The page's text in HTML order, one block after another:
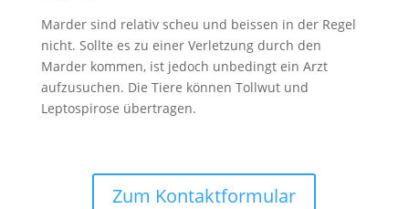
Marder sind relativ scheu und beissen in der Regel
nicht. Sollte es zu einer Verletzung durch den
Marder kommen, ist jedoch unbedingt ein Arzt
aufzusuchen. Die Tiere können Tollwut und
Leptospirose übertragen.
Zum Kontaktformular